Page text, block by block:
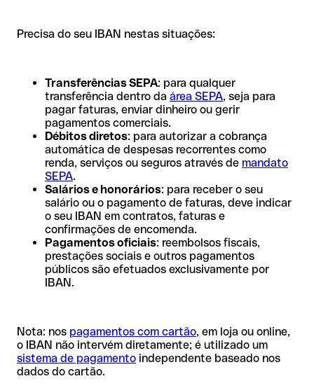
Precisa do seu IBAN nestas situações:
Transferências SEPA: para qualquer
transferência dentro da área SEPA, seja para
pagar faturas, enviar dinheiro ou gerir
pagamentos comerciais.
Débitos diretos: para autorizar a cobrança
automática de despesas recorrentes como
renda, serviços ou seguros através de mandato
SEPA.
Salários e honorários: para receber o seu
salário ou o pagamento de faturas, deve indicar
o seu IBAN em contratos, faturas e
confirmações de encomenda.
Pagamentos oficiais: reembolsos fiscais,
prestações sociais e outros pagamentos
públicos são efetuados exclusivamente por
IBAN.
Nota: nos pagamentos com cartão, em loja ou online,
o IBAN não intervém diretamente; é utilizado um
sistema de pagamento independente baseado nos
dados do cartão.